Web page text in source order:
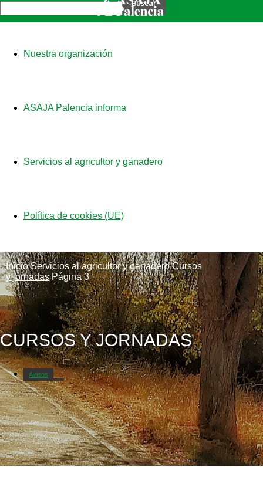
Nuestra organización
ASAJA Palencia informa
Servicios al agricultor y ganadero
Política de cookies (UE)
Inicio Servicios al agricultor y ganadero Cursos
y jornadas Página 3
CURSOS Y JORNADAS
Avisos
Circulares